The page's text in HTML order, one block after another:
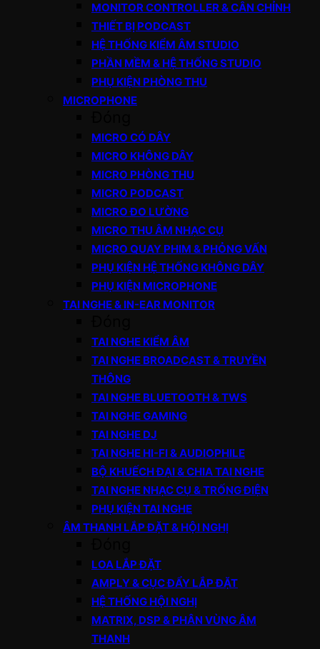
MONITOR CONTROLLER & CÂN CHỈNH
THIẾT BỊ PODCAST
HỆ THỐNG KIỂM ÂM STUDIO
PHẦN MỀM & HỆ THỐNG STUDIO
PHỤ KIỆN PHÒNG THU
MICROPHONE
MICRO CÓ DÂY
MICRO KHÔNG DÂY
MICRO PHÒNG THU
MICRO PODCAST
MICRO ĐO LƯỜNG
MICRO THU ÂM NHẠC CỤ
MICRO QUAY PHIM & PHỎNG VẤN
PHỤ KIỆN HỆ THỐNG KHÔNG DÂY
PHỤ KIỆN MICROPHONE
TAI NGHE & IN-EAR MONITOR
TAI NGHE KIỂM ÂM
TAI NGHE BROADCAST & TRUYỀN
THÔNG
TAI NGHE BLUETOOTH & TWS
TAI NGHE GAMING
TAI NGHE DJ
TAI NGHE HI-FI & AUDIOPHILE
BỘ KHUẾCH ĐẠI & CHIA TAI NGHE
TAI NGHE NHẠC CỤ & TRỐNG ĐIỆN
PHỤ KIỆN TAI NGHE
ÂM THANH LẮP ĐẶT & HỘI NGHỊ
LOA LẮP ĐẶT
AMPLY & CỤC ĐẨY LẮP ĐẶT
HỆ THỐNG HỘI NGHỊ
MATRIX, DSP & PHÂN VÙNG ÂM
THANH